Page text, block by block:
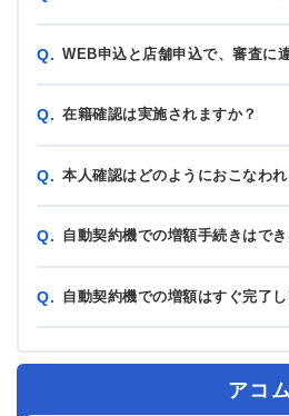
Q. WEB申込と店舗申込で、審査に
Q. 在籍確認は実施されますか？
Q. 本人確認はどのようにおこなわれ
Q. 自動契約機での増額手続きはでき
Q. 自動契約機での増額はすぐ完了し
アコム